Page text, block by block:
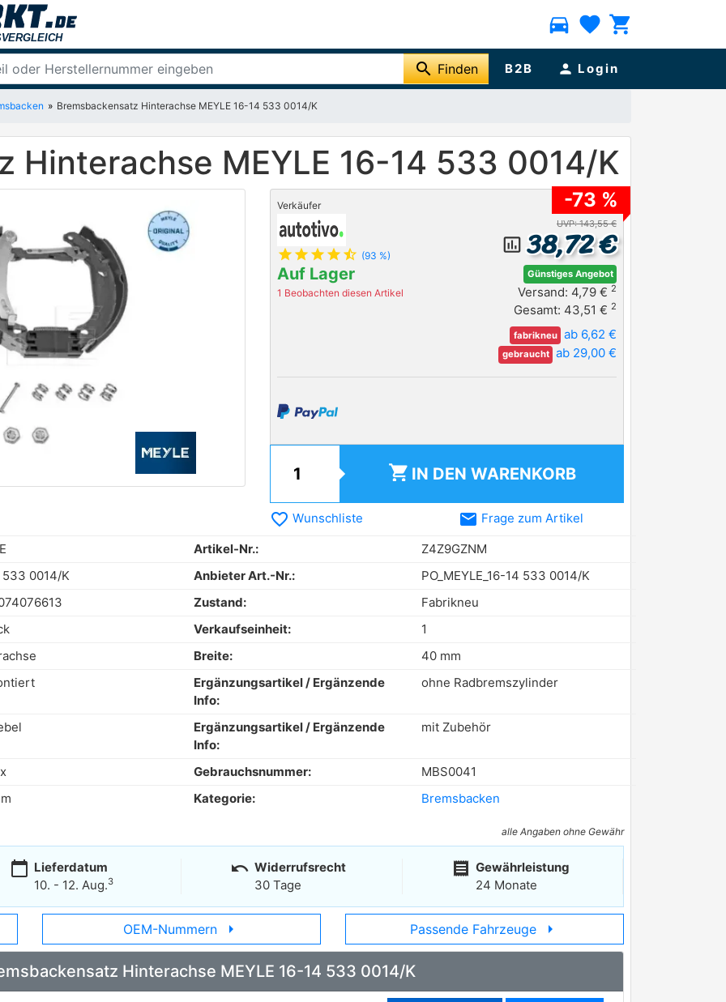
directions_car favorite shopping_cart
search Finden B2B person Login
Bremsbackensatz Hinterachse MEYLE 16-14 533 0014/K
Hinterachse MEYLE 16-14 533 0014/K
Verkäufer
star star star star star_half (93 %)
Auf Lager
1 Beobachten diesen Artikel
-73 %
UVP: 143,55 €
insert_chart_outlined 38,72 €
Günstiges Angebot
Versand: 4,79 € 2
Gesamt: 43,51 € 2
fabrikneu ab 6,62 €
gebraucht ab 29,00 €
shopping_cart IN DEN WARENKORB
favorite_border Wunschliste email Frage zum Artikel
Artikel-Nr.:
Z4Z9GZNM
533 0014/K Anbieter Art.-Nr.:
PO_MEYLE_16-14 533 0014/K
Zustand:
Fabrikneu
Verkaufseinheit:
1
Breite:
40 mm
Ergänzungsartikel / Ergänzende
Info:
ohne Radbremszylinder
Ergänzungsartikel / Ergänzende
Info:
mit Zubehör
Gebrauchsnummer:
MBS0041
Kategorie: Bremsbacken
alle Angaben ohne Gewähr
calendar_today Lieferdatum
10. - 12. Aug.3
undo Widerrufsrecht
30 Tage
receipt Gewährleistung
24 Monate
OEM-Nummern arrow_right Passende Fahrzeuge arrow_right
Hinterachse MEYLE 16-14 533 0014/K